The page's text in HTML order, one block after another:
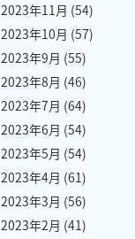
2023年11月 (54)
2023年10月 (57)
2023年9月 (55)
2023年8月 (46)
2023年7月 (64)
2023年6月 (54)
2023年5月 (54)
2023年4月 (61)
2023年3月 (56)
2023年2月 (41)